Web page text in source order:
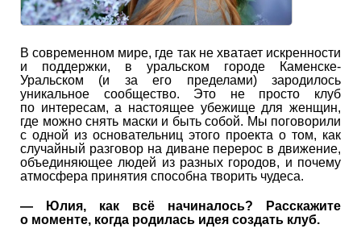
В современном мире, где так не хватает искренности
и поддержки, в уральском городе Каменске-
Уральском (и за его пределами) зародилось
уникальное сообщество. Это не просто клуб
по интересам, а настоящее убежище для женщин,
где можно снять маски и быть собой. Мы поговорили
с одной из основательниц этого проекта о том, как
случайный разговор на диване перерос в движение,
объединяющее людей из разных городов, и почему
атмосфера принятия способна творить чудеса.
— Юлия, как всё начиналось? Расскажите
о моменте, когда родилась идея создать клуб.